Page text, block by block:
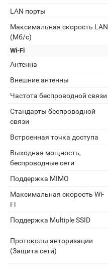
LAN порты
Максимальная скорость LAN
(Мб/с)
Wi-Fi
Антенна
Внешние антенны
Частота беспроводной связи
Стандарты беспроводной
связи
Встроенная точка доступа
Выходная мощность,
беспроводные сети
Поддержка MIMO
Максимальная скорость Wi-
Fi
Поддержка Multiple SSID
Протоколы авторизации
(Защита сети)